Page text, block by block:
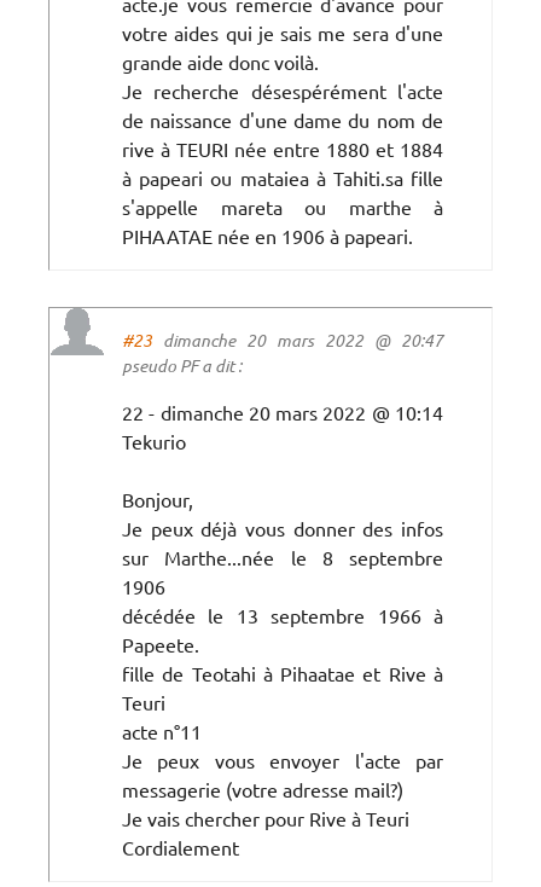
votre aides qui je sais me sera d'une
grande aide donc voilà.
Je recherche désespérément l'acte
de naissance d'une dame du nom de
rive à TEURI née entre 1880 et 1884
à papeari ou mataiea à Tahiti.sa fille
s'appelle mareta ou marthe à
PIHAATAE née en 1906 à papeari.
#23 dimanche 20 mars 2022 @ 20:47
pseudo PF a dit :
22 - dimanche 20 mars 2022 @ 10:14
Tekurio
Bonjour,
Je peux déjà vous donner des infos
sur Marthe...née le 8 septembre
1906
décédée le 13 septembre 1966 à
Papeete.
fille de Teotahi à Pihaatae et Rive à
Teuri
acte n°11
Je peux vous envoyer l'acte par
messagerie (votre adresse mail?)
Je vais chercher pour Rive à Teuri
Cordialement